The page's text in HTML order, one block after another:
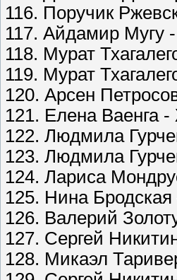
116. Поручик
117. Айдамир Мугу
118. Мурат
119. Мурат
120. Арсен
121. Елена Ваенга
122. Людмила
123. Людмила
124. Лариса
125. Нина
126. Валерий
127. Сергей
128. Микаэл